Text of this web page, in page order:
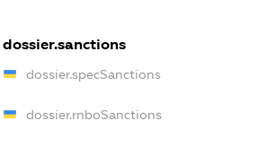
dossier.sanctions
dossier.specSanctions
dossier.rnboSanctions